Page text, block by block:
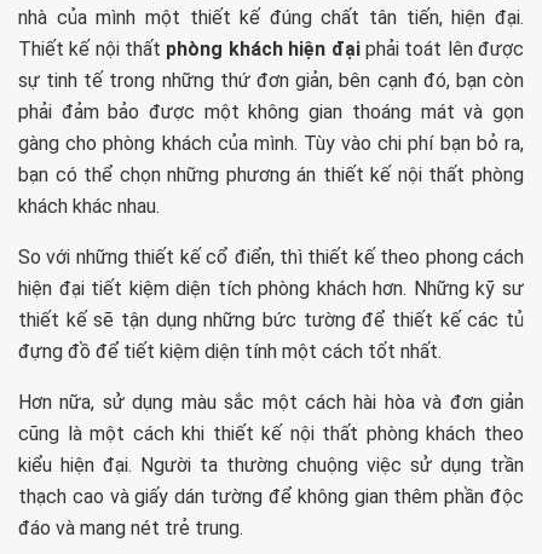
nhà của mình một thiết kế đúng chất tân tiến, hiện đại.
Thiết kế nội thất phòng khách hiện đạiphải toát lên được
sự tinh tế trong những thứ đơn giản, bên cạnh đó, bạn còn
phải đảm bảo được một không gian thoáng mát và gọn
gàng cho phòng khách của mình. Tùy vào chi phí bạn bỏ ra,
bạn có thể chọn những phương án thiết kế nội thất phòng
khách khác nhau.
So với những thiết kế cổ điển, thì thiết kế theo phong cách
hiện đại tiết kiệm diện tích phòng khách hơn. Những kỹ sư
thiết kế sẽ tận dụng những bức tường để thiết kế các tủ
đựng đồ để tiết kiệm diện tính một cách tốt nhất.
Hơn nữa, sử dụng màu sắc một cách hài hòa và đơn giản
cũng là một cách khi thiết kế nội thất phòng khách theo
kiểu hiện đại. Người ta thường chuộng việc sử dụng trần
thạch cao và giấy dán tường để không gian thêm phần độc
đáo và mang nét trẻ trung.